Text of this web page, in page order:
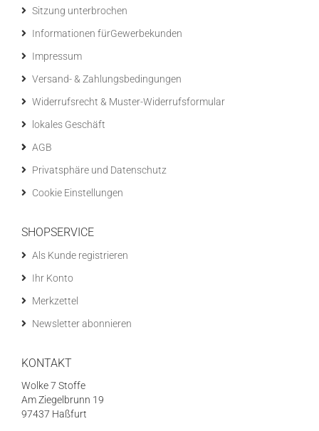
Sitzung unterbrochen
Informationen fürGewerbekunden
Impressum
Versand- & Zahlungsbedingungen
Widerrufsrecht & Muster-Widerrufsformular
lokales Geschäft
AGB
Privatsphäre und Datenschutz
Cookie Einstellungen
SHOPSERVICE
Als Kunde registrieren
Ihr Konto
Merkzettel
Newsletter abonnieren
KONTAKT
Wolke 7 Stoffe
Am Ziegelbrunn 19
97437 Haßfurt